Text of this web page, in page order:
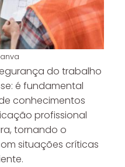
do trabalho
é fundamental
conhecimentos
profissional
tornando o
situações críticas